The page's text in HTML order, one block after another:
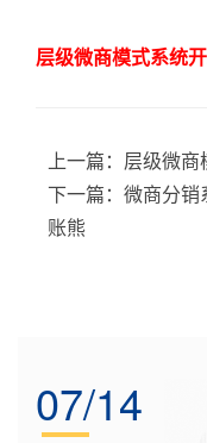
层级微商模式系统
上一篇： 层级微商
下一篇： 微商分销
账熊
07/14